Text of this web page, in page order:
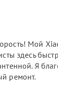
Мой
здесь
Я
ремонт.